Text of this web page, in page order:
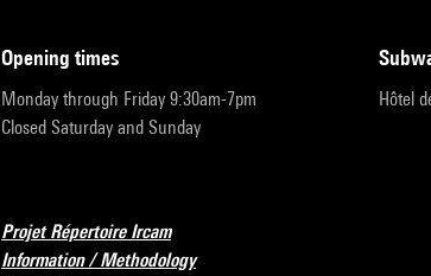
opening times
Monday through Friday 9:30am-7pm
Closed Saturday and Sunday
Hôtel
Projet Répertoire Ircam
Information / Methodology